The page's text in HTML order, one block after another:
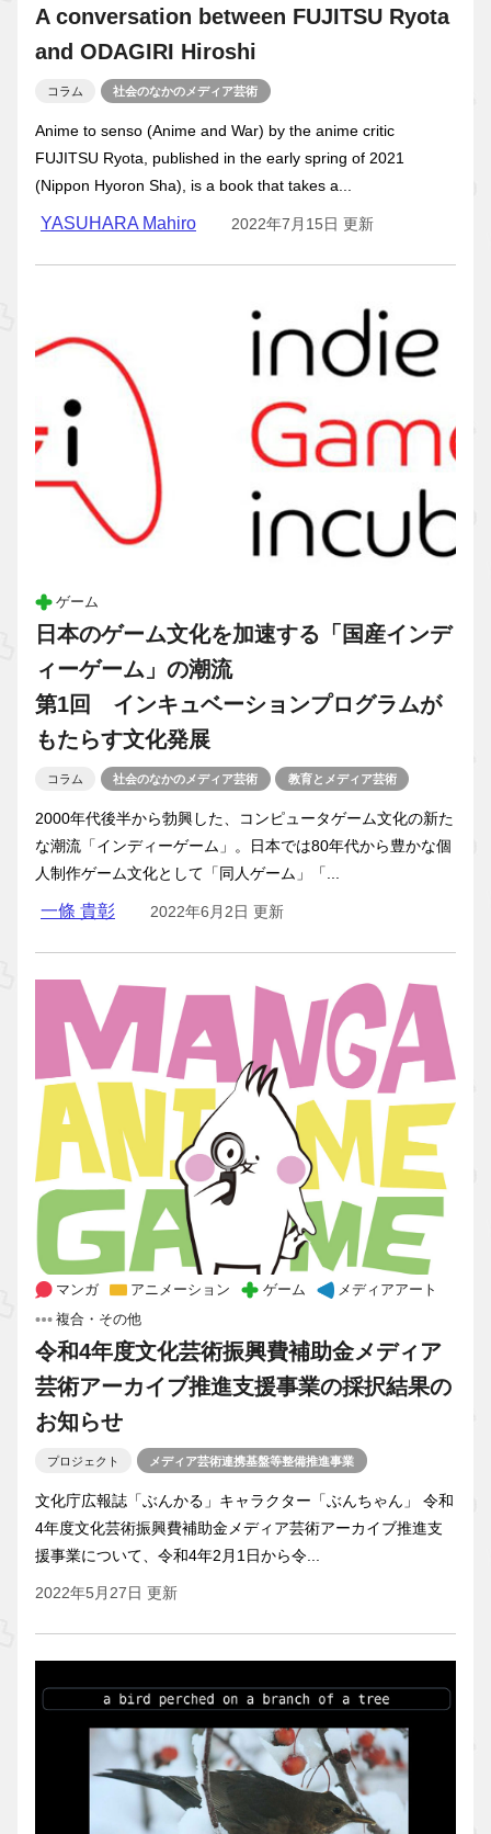
A conversation between FUJITSU Ryota
and ODAGIRI Hiroshi
コラム 社会のなかのメディア芸術
Anime to senso (Anime and War) by the anime critic
FUJITSU Ryota, published in the early spring of 2021
(Nippon Hyoron Sha), is a book that takes a...
YASUHARA Mahiro 2022年7月15日 更新
ゲーム
日本のゲーム文化を加速する「国産インデ
ィーゲーム」の潮流
第1回 インキュベーションプログラムが
もたらす文化発展
コラム 社会のなかのメディア芸術 教育とメディア芸術
2000年代後半から勃興した、コンピュータゲーム文化の新た
な潮流「インディーゲーム」。日本では80年代から豊かな個
人制作ゲーム文化として「同人ゲーム」「...
一條 貴彰 2022年6月2日 更新
マンガ アニメーション ゲーム
メディアアート
複合・その他
令和4年度文化芸術振興費補助金メディア
芸術アーカイブ推進支援事業の採択結果の
お知らせ
プロジェクト メディア芸術連携基盤等整備推進事業
文化庁広報誌「ぶんかる」キャラクター「ぶんちゃん」 令和
4年度文化芸術振興費補助金メディア芸術アーカイブ推進支
援事業について、令和4年2月1日から令...
2022年5月27日 更新